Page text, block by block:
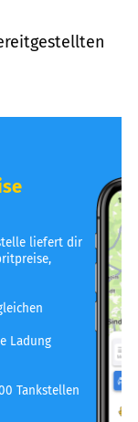
liefert dir
Ladung
Tankstellen